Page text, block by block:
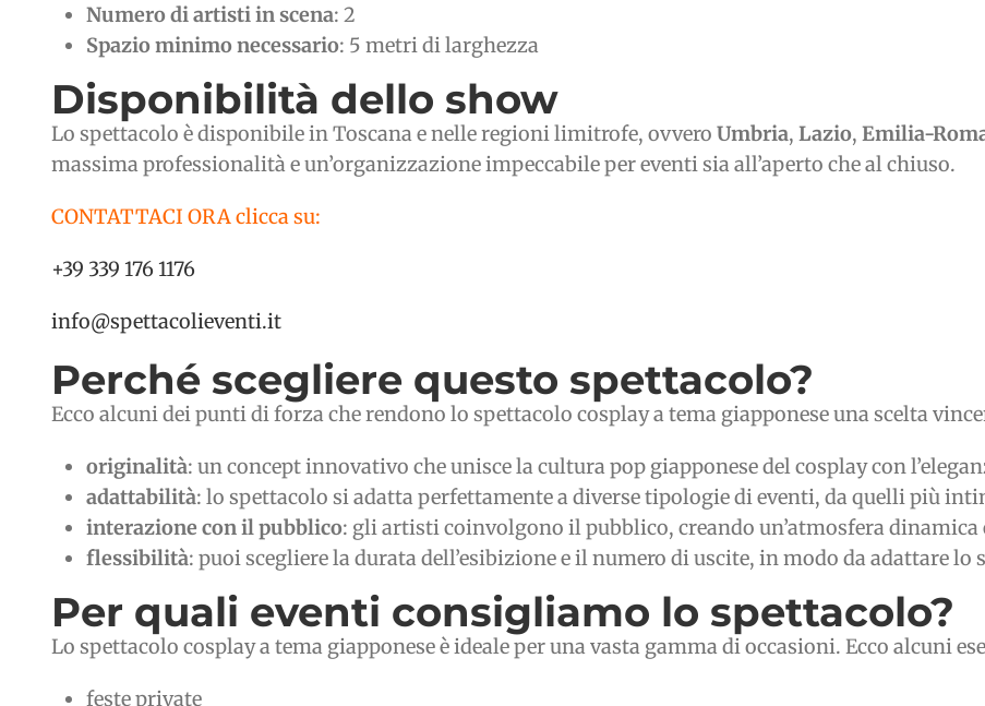
Numero di artisti in scena: 2
Spazio minimo necessario: 5 metri di larghezza
Disponibilità dello show
Lo spettacolo è disponibile in Toscana e nelle regioni limitrofe, ovvero Umbria, Lazio, Emilia-
massima professionalità e un’organizzazione impeccabile per eventi sia all’aperto che al chiuso.
CONTATTACI ORA clicca su:
+39 339 176 1176
info@spettacolieventi.it
Perché scegliere questo spettacolo?
Ecco alcuni dei punti di forza che rendono lo spettacolo cosplay a tema giapponese una scelta
originalità: un concept innovativo che unisce la cultura pop giapponese del cosplay con
adattabilità: lo spettacolo si adatta perfettamente a diverse tipologie di eventi, da quelli più
interazione con il pubblico: gli artisti coinvolgono il pubblico, creando un’atmosfera dinamica
flessibilità: puoi scegliere la durata dell’esibizione e il numero di uscite, in modo da adattare lo
Per quali eventi consigliamo lo spettacolo?
Lo spettacolo cosplay a tema giapponese è ideale per una vasta gamma di occasioni. Ecco alcuni
feste private